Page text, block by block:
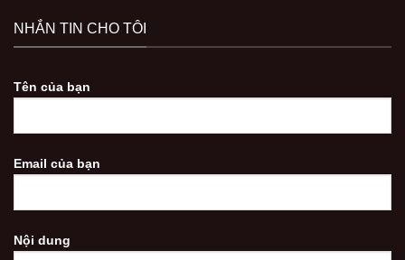
NHẮN TIN CHO TÔI
Tên của bạn
Email của bạn
Nội dung